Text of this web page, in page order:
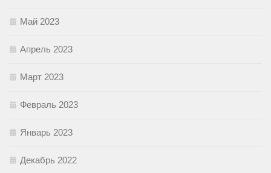
Май 2023
Апрель 2023
Март 2023
Февраль 2023
Январь 2023
Декабрь 2022